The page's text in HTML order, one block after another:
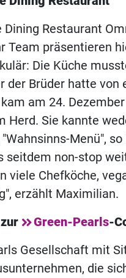
Restaurant
Team präsentieren
Die Küche
der Brüder hatte von
am 24.
Herd. Sie kannte
Menü",
seitdem non-stop
viele Chefköche,
erzählt Maximilian.
Green-Pearls-
Gesellschaft mit
die